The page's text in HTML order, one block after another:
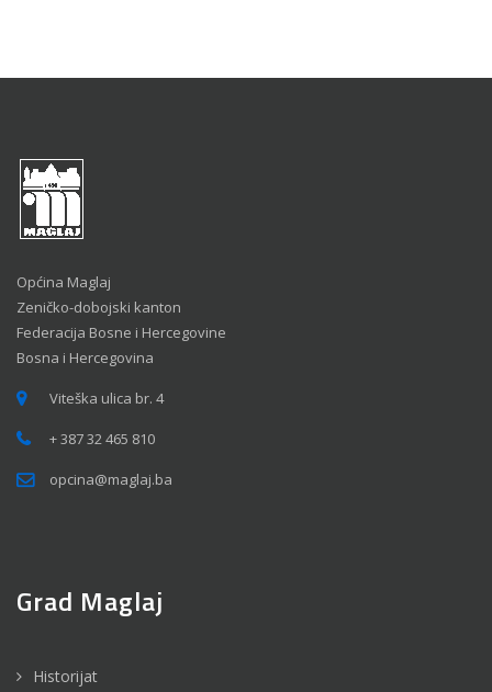
Općina Maglaj
Zeničko-dobojski kanton
Federacija Bosne i Hercegovine
Bosna i Hercegovina
Viteška ulica br. 4
+ 387 32 465 810
opcina@maglaj.ba
Grad Maglaj
Historijat